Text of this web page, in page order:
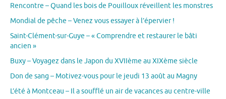
Rencontre – Quand les bois de Pouilloux réveillent les monstres
Mondial de pêche – Venez vous essayer à l’épervier !
Saint-Clément-sur-Guye – « Comprendre et restaurer le bâti
ancien »
Buxy – Voyagez dans le Japon du XVIIème au XIXème siècle
Don de sang – Motivez-vous pour le jeudi 13 août au Magny
L’été à Montceau – Il a soufflé un air de vacances au centre-ville